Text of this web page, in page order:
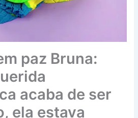
paz Bruna:
acaba de ser
ela estava